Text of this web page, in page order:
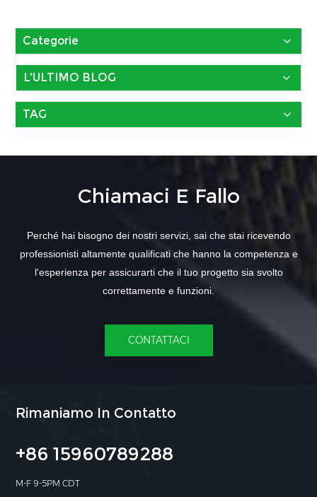
Categorie
L'ULTIMO BLOG
TAG
Chiamaci E Fallo
Perché hai bisogno dei nostri servizi, sai che stai ricevendo
professionisti altamente qualificati che hanno la competenza e
l'esperienza per assicurarti che il tuo progetto sia svolto
correttamente e funzioni.
CONTATTACI
Rimaniamo In Contatto
+86 15960789288
M-F 9-5PM CDT